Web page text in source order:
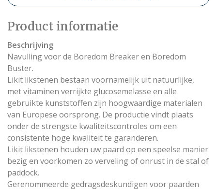
Product informatie
Beschrijving
Navulling voor de Boredom Breaker en Boredom
Buster.
Likit likstenen bestaan ​​voornamelijk uit natuurlijke,
met vitaminen verrijkte glucosemelasse en alle
gebruikte kunststoffen zijn hoogwaardige materialen
van Europese oorsprong. De productie vindt plaats
onder de strengste kwaliteitscontroles om een ​​
consistente hoge kwaliteit te garanderen.
Likit likstenen houden uw paard op een speelse manier
bezig en voorkomen zo verveling of onrust in de stal of
paddock.
Gerenommeerde gedragsdeskundigen voor paarden